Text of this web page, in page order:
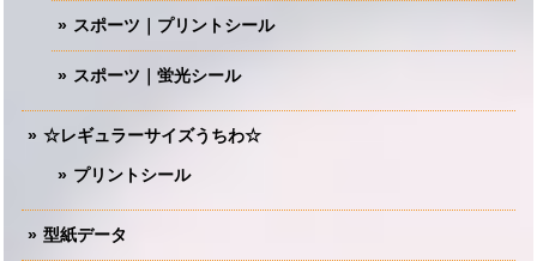
スポーツ｜プリントシール
スポーツ｜蛍光シール
☆レギュラーサイズうちわ☆
プリントシール
型紙データ